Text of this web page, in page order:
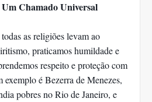
Chamado Universal
as religiões levam ao
praticamos humildade e
respeito e proteção com
é Bezerra de Menezes,
pobres no Rio de Janeiro, e